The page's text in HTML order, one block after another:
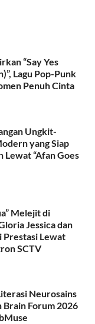
“Say Yes
Lagu Pop-Punk
Penuh Cinta
Ungkit-
yang Siap
Lewat “Afan Goes
Melejit di
Jessica dan
Prestasi Lewat
SCTV
Neurosains
Brain Forum 2026